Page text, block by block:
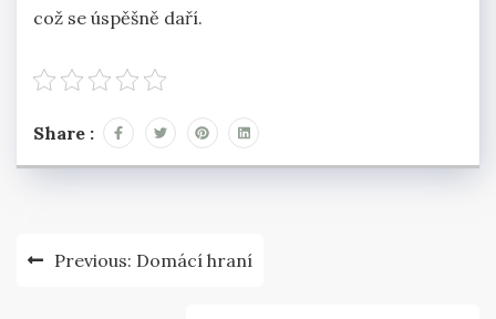
což se úspěšně daří.
Share :
Navigace
Previous: Domácí hraní